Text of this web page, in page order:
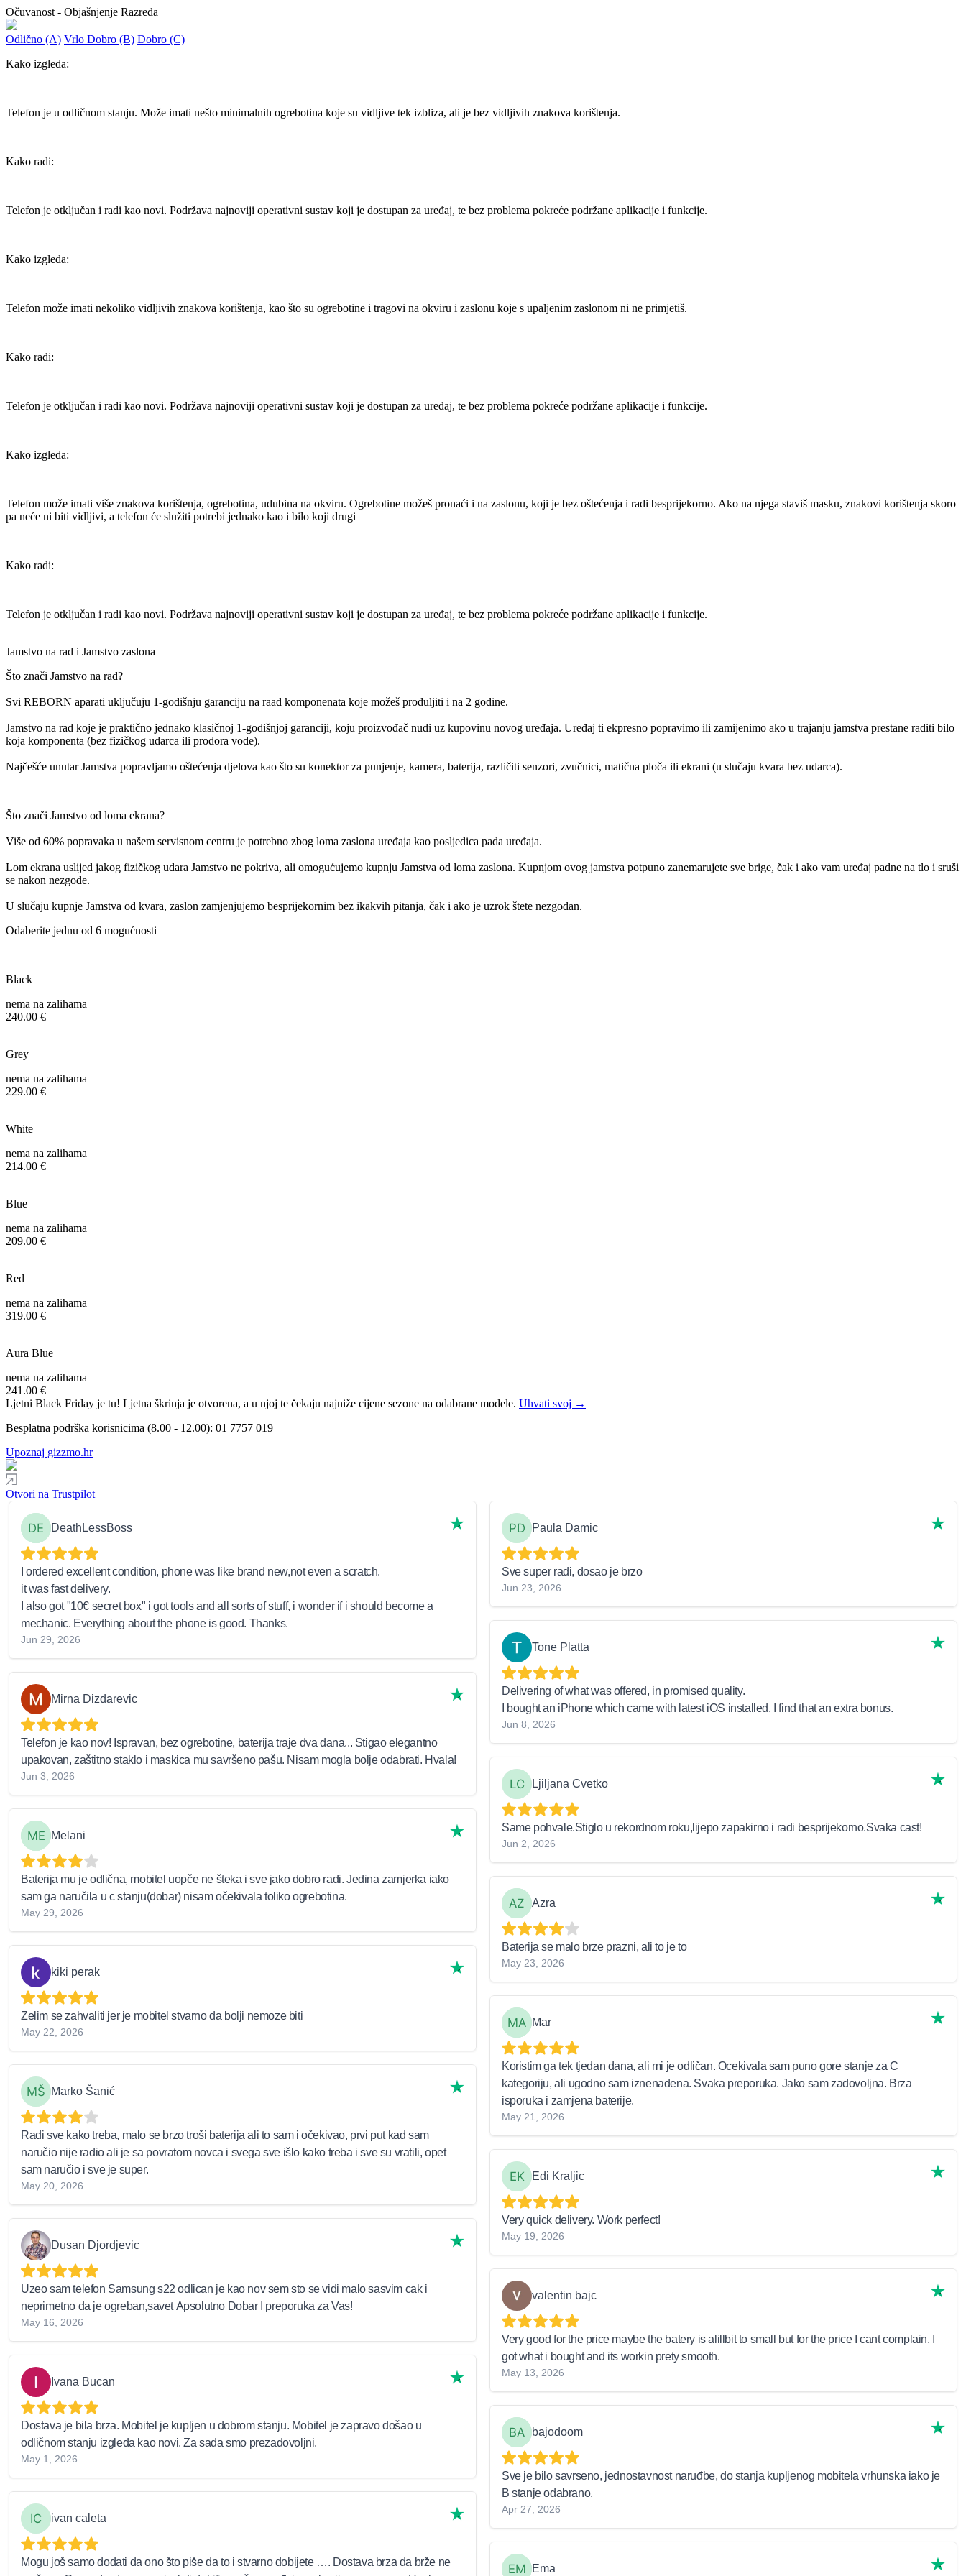
Očuvanost - Objašnjenje Razreda
Odlično (A) Vrlo Dobro (B) Dobro (C)
Kako izgleda:
Telefon je u odličnom stanju. Može imati nešto minimalnih ogrebotina koje su vidljive tek izbliza, ali je bez vidljivih znakova korištenja.
Kako radi:
Telefon je otključan i radi kao novi. Podržava najnoviji operativni sustav koji je dostupan za uređaj, te bez problema pokreće podržane aplikacije i funkcije.
Kako izgleda:
Telefon može imati nekoliko vidljivih znakova korištenja, kao što su ogrebotine i tragovi na okviru i zaslonu koje s upaljenim zaslonom ni ne primjetiš.
Kako radi:
Telefon je otključan i radi kao novi. Podržava najnoviji operativni sustav koji je dostupan za uređaj, te bez problema pokreće podržane aplikacije i funkcije.
Kako izgleda:
Telefon može imati više znakova korištenja, ogrebotina, udubina na okviru. Ogrebotine možeš pronaći i na zaslonu, koji je bez oštećenja i radi besprijekorno. Ako na njega staviš masku, znakovi korištenja skoro
pa neće ni biti vidljivi, a telefon će služiti potrebi jednako kao i bilo koji drugi
Kako radi:
Telefon je otključan i radi kao novi. Podržava najnoviji operativni sustav koji je dostupan za uređaj, te bez problema pokreće podržane aplikacije i funkcije.
Jamstvo na rad i Jamstvo zaslona
Što znači Jamstvo na rad?
Svi REBORN aparati uključuju 1-godišnju garanciju na raad komponenata koje možeš produljiti i na 2 godine.
Jamstvo na rad koje je praktično jednako klasičnoj 1-godišnjoj garanciji, koju proizvođač nudi uz kupovinu novog uređaja. Uređaj ti ekpresno popravimo ili zamijenimo ako u trajanju jamstva prestane raditi bilo
koja komponenta (bez fizičkog udarca ili prodora vode).
Najčešće unutar Jamstva popravljamo oštećenja djelova kao što su konektor za punjenje, kamera, baterija, različiti senzori, zvučnici, matična ploča ili ekrani (u slučaju kvara bez udarca).
Što znači Jamstvo od loma ekrana?
Više od 60% popravaka u našem servisnom centru je potrebno zbog loma zaslona uređaja kao posljedica pada uređaja.
Lom ekrana uslijed jakog fizičkog udara Jamstvo ne pokriva, ali omogućujemo kupnju Jamstva od loma zaslona. Kupnjom ovog jamstva potpuno zanemarujete sve brige, čak i ako vam uređaj padne na tlo i sruši
se nakon nezgode.
U slučaju kupnje Jamstva od kvara, zaslon zamjenjujemo besprijekornim bez ikakvih pitanja, čak i ako je uzrok štete nezgodan.
Odaberite jednu od 6 mogućnosti
Black
nema na zalihama
240.00 €
Grey
nema na zalihama
229.00 €
White
nema na zalihama
214.00 €
Blue
nema na zalihama
209.00 €
Red
nema na zalihama
319.00 €
Aura Blue
nema na zalihama
241.00 €
Ljetni Black Friday je tu! Ljetna škrinja je otvorena, a u njoj te čekaju najniže cijene sezone na odabrane modele. Uhvati svoj →
Besplatna podrška korisnicima (8.00 - 12.00): 01 7757 019
Upoznaj gizzmo.hr
Otvori na Trustpilot